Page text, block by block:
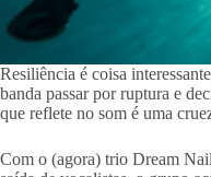
Resiliência é coisa
banda passar por ruptura e
que reflete no som é uma
Com o (agora) trio Dream